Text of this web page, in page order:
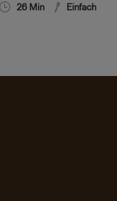
26 Min Einfach